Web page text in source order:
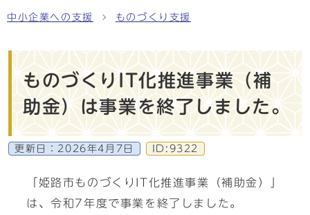
中小企業への支援 ものづくり支援
ものづくりIT化推進事業（補
助金）は事業を終了しました。
更新日： 2026年4月7日 ID:9322
「姫路市ものづくりIT化推進事業（補助金）」
は、令和7年度で事業を終了しました。